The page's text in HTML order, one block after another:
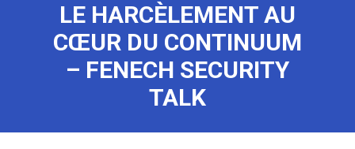
LE HARCÈLEMENT AU
CŒUR DU CONTINUUM
– FENECH SECURITY
TALK